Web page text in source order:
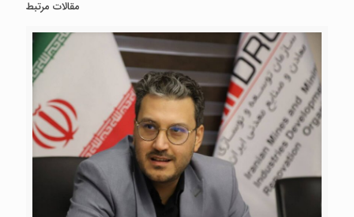
مقالات مرتبط